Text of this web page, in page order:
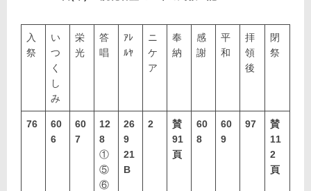
入
祭
い
つ
く
し
み
栄
光
答
唱
ｱﾚ
ﾙﾔ
ニ
ケ
ア
奉
納
感
謝
平
和
拝
領
後
閉
祭
76
60
6
60
7
12
8
①
⑤
⑥
26
9
21
B
2
賛
91
頁
60
8
60
9
97
賛
11
2
頁